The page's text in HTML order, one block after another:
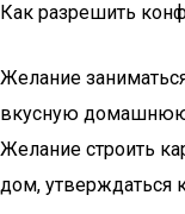
Как разрешить
Желание
вкусную домашнюю
Желание строить
дом, утверждаться